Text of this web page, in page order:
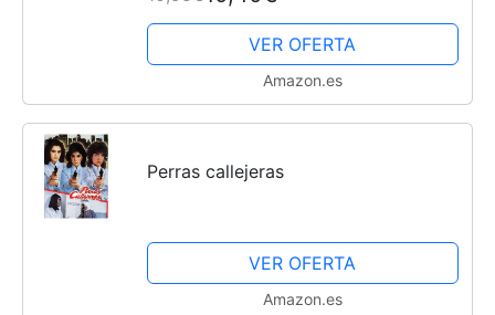
VER OFERTA
Amazon.es
Perras callejeras
VER OFERTA
Amazon.es